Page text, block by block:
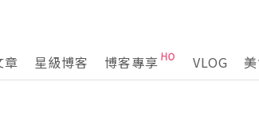
章 星級博客 博客專享 VLOG